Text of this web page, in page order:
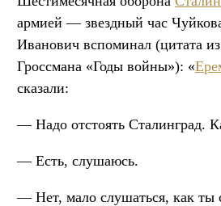
армией — звездный час
Иванович вспоминал (цитата
Гроссмана «Годы войны»): «
сказали:
— Надо отстоять Сталинград.
— Есть, слушаюсь.
— Нет, мало слушаться, как ты